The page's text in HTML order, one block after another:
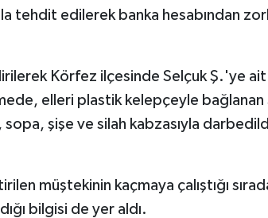
tehdit edilerek banka hesabından
Körfez ilçesinde Selçuk Ş.'ye ait
elleri plastik kelepçeyle bağlanan
şişe ve silah kabzasıyla
müştekinin kaçmaya çalıştığı
bilgisi de yer aldı.